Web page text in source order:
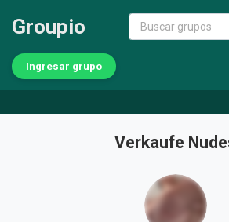
Groupio
Ingresar grupo
Verkaufe